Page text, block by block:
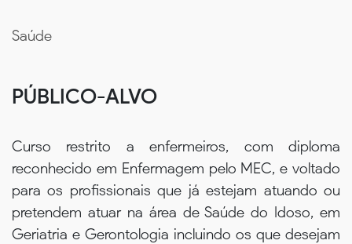
Saúde
PÚBLICO-ALVO
Curso restrito a enfermeiros, com diploma
reconhecido em Enfermagem pelo MEC, e voltado
para os profissionais que já estejam atuando ou
pretendem atuar na área de Saúde do Idoso, em
Geriatria e Gerontologia incluindo os que desejam